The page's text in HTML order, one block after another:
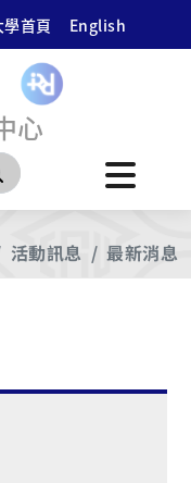
首頁 English
心
搜尋
活動訊息 最新消息